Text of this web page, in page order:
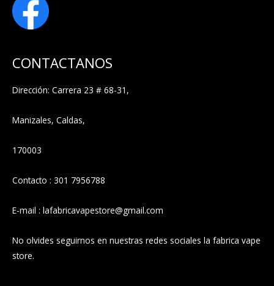
CONTACTANOS
Dirección: Carrera 23 # 68-31,
Manizales, Caldas,
170003
Contacto : 301 7956788
E-mail : lafabricavapestore@gmail.com
No olvides seguirnos en nuestras redes sociales la fabrica vape
store.